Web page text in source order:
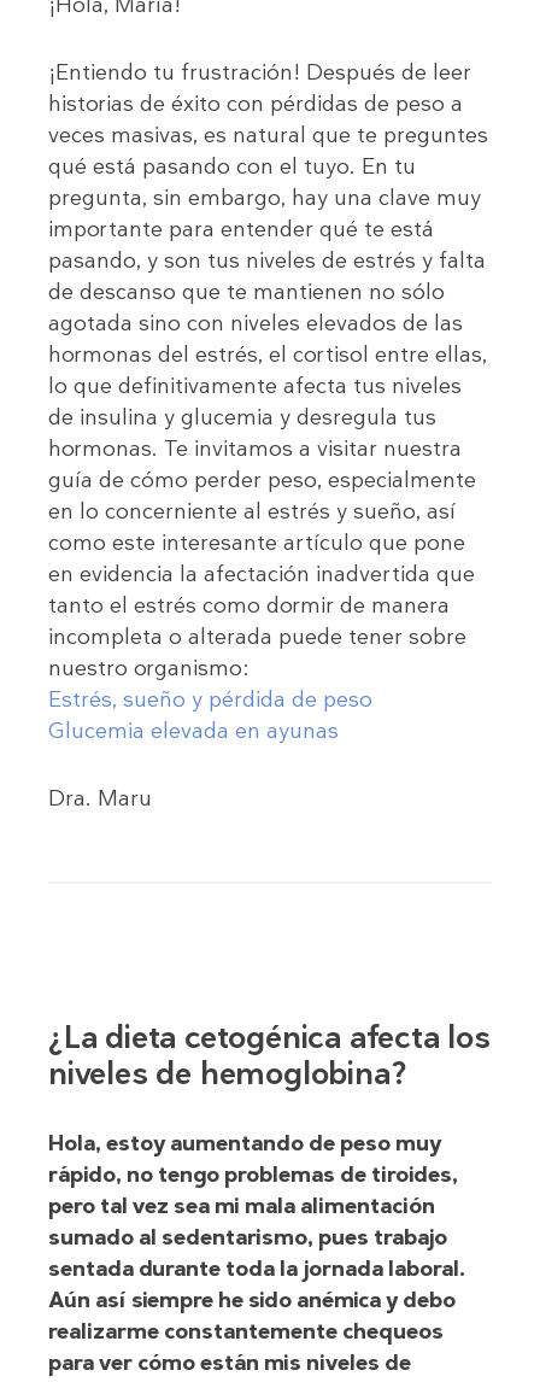
¡Entiendo tu frustración! Después de leer
historias de éxito con pérdidas de peso a
veces masivas, es natural que te preguntes
qué está pasando con el tuyo. En tu
pregunta, sin embargo, hay una clave muy
importante para entender qué te está
pasando, y son tus niveles de estrés y falta
de descanso que te mantienen no sólo
agotada sino con niveles elevados de las
hormonas del estrés, el cortisol entre ellas,
lo que definitivamente afecta tus niveles
de insulina y glucemia y desregula tus
hormonas. Te invitamos a visitar nuestra
guía de cómo perder peso, especialmente
en lo concerniente al estrés y sueño, así
como este interesante artículo que pone
en evidencia la afectación inadvertida que
tanto el estrés como dormir de manera
incompleta o alterada puede tener sobre
nuestro organismo:
Estrés, sueño y pérdida de peso
Glucemia elevada en ayunas
Dra. Maru
¿La dieta cetogénica afecta los
niveles de hemoglobina?
Hola, estoy aumentando de peso muy
rápido, no tengo problemas de tiroides,
pero tal vez sea mi mala alimentación
sumado al sedentarismo, pues trabajo
sentada durante toda la jornada laboral.
Aún así siempre he sido anémica y debo
realizarme constantemente chequeos
para ver cómo están mis niveles de